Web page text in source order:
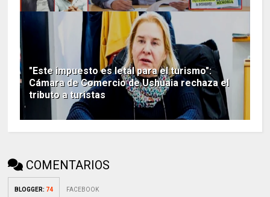
"Este impuesto es letal para el turismo":
Cámara de Comercio de Ushuaia rechaza el
tributo a turistas
COMENTARIOS
BLOGGER: 74 FACEBOOK